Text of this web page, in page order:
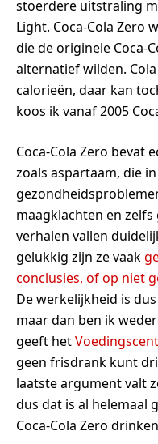
stoerdere uitstraling
Light. Coca-Cola Zero
die de originele Coca-
alternatief wilden.
calorieën, daar kan
koos ik vanaf 2005
Coca-Cola Zero bevat
zoals aspartaam, die
maagklachten en
verhalen vallen
gelukkig zijn ze vaak
conclusies, of op niet
De werkelijkheid is
maar dan ben ik
geeft het
geen frisdrank kunt
laatste argument valt
dus dat is al helemaal
Coca-Cola Zero